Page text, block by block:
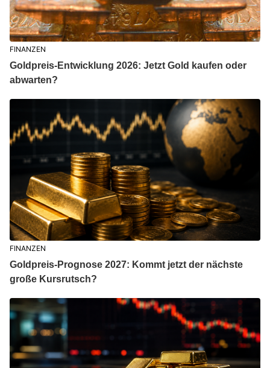
FINANZEN
Goldpreis-Entwicklung 2026: Jetzt Gold kaufen oder
abwarten?
FINANZEN
Goldpreis-Prognose 2027: Kommt jetzt der nächste
große Kursrutsch?